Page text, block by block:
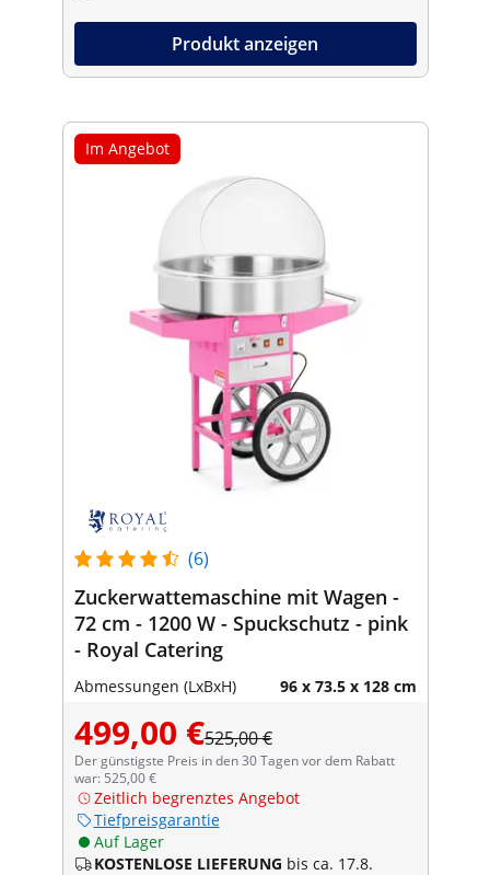
Produkt anzeigen
Im Angebot
(6)
Zuckerwattemaschine mit Wagen -
72 cm - 1200 W - Spuckschutz - pink
- Royal Catering
Abmessungen (LxBxH) 96 x 73.5 x 128 cm
499,00 €525,00 €
Der günstigste Preis in den 30 Tagen vor dem Rabatt
war: 525,00 €
Zeitlich begrenztes Angebot
Tiefpreisgarantie
Auf Lager
KOSTENLOSE LIEFERUNG bis ca. 17.8.